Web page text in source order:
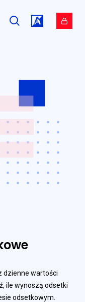
dzienne wartości
ile wynoszą odsetki
odsetkowym.